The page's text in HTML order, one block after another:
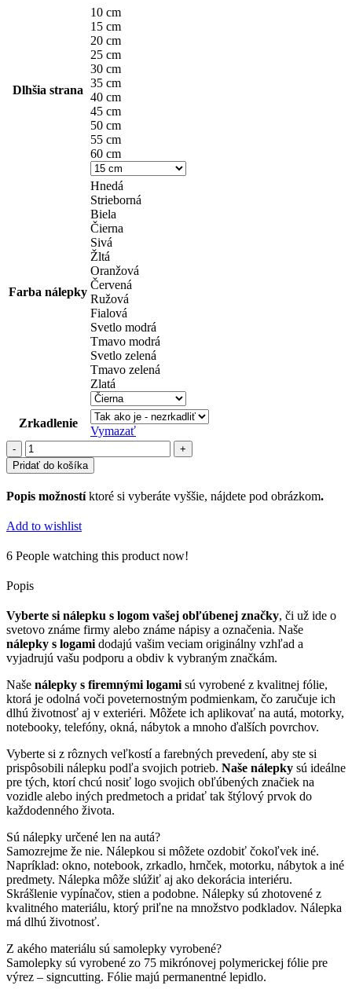
Dlhšia strana
10 cm
15 cm
20 cm
25 cm
30 cm
35 cm
40 cm
45 cm
50 cm
55 cm
60 cm
Farba nálepky
Hnedá
Strieborná
Biela
Čierna
Sivá
Žltá
Oranžová
Červená
Ružová
Fialová
Svetlo modrá
Tmavo modrá
Svetlo zelená
Tmavo zelená
Zlatá
Zrkadlenie
Vymazať
množstvo
reklamné
nápisy
(46)
Pridať do košíka
Popis možnostíktoré si vyberáte vyššie, nájdete pod obrázkom.
Add to wishlist
6 People watching this product now!
Popis
Vyberte si nálepku s logom vašej obľúbenej značky, či už ide o
svetovo známe firmy alebo známe nápisy a označenia. Naše
nálepky s logami dodajú vašim veciam originálny vzhľad a
vyjadrujú vašu podporu a obdiv k vybraným značkám.
Naše nálepky s firemnými logami sú vyrobené z kvalitnej fólie,
ktorá je odolná voči poveternostným podmienkam, čo zaručuje ich
dlhú životnosť aj v exteriéri. Môžete ich aplikovať na autá, motorky,
notebooky, telefóny, okná, nábytok a mnoho ďalších povrchov.
Vyberte si z rôznych veľkostí a farebných prevedení, aby ste si
prispôsobili nálepku podľa svojich potrieb. Naše nálepky sú ideálne
pre tých, ktorí chcú nosiť logo svojich obľúbených značiek na
vozidle alebo iných predmetoch a pridať tak štýlový prvok do
každodenného života.
Sú nálepky určené len na autá?
Samozrejme že nie. Nálepkou si môžete ozdobiť čokoľvek iné.
Napríklad: okno, notebook, zrkadlo, hrnček, motorku, nábytok a iné
predmety. Nálepka môže slúžiť aj ako dekorácia interiéru.
Skrášlenie vypínačov, stien a podobne. Nálepky sú zhotovené z
kvalitného materiálu, ktorý priľne na množstvo podkladov. Nálepka
má dlhú životnosť.
Z akého materiálu sú samolepky vyrobené?
Samolepky sú vyrobené zo 75 mikrónovej polymerickej fólie pre
výrez – signcutting. Fólie majú permanentné lepidlo.